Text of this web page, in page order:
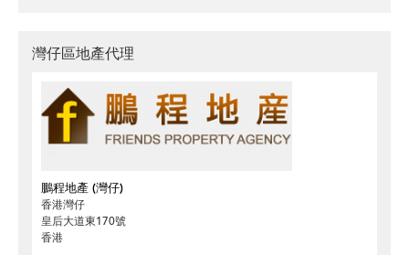
灣仔區地產代理
鵬程地產 (灣仔)
香港灣仔
皇后大道東170號
香港